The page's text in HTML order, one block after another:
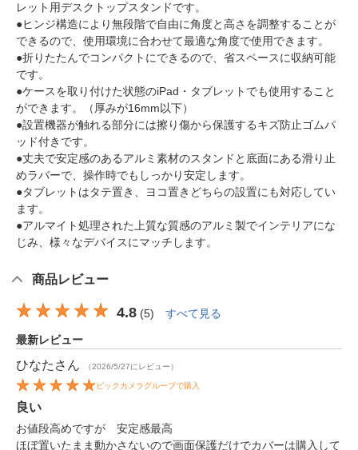
レット用デスクトップスタンドです。
●ヒンジ構造により無段階で自由に角度と高さを調整することが
できるので、使用環境に合わせて最適な角度で使用できます。
●折りたたんでコンパクトにできるので、省スペースに収納可能
です。
●ケースを取り付けた状態のiPad・タブレットでも使用すること
ができます。（厚みが16mm以下）
●設置機器が触れる部分には擦り傷から保護するキズ防止ゴムパ
ッド付きです。
●丈夫で安定感のあるアルミ素材のスタンドと底面にある滑り止
めラバーで、操作時でもしっかり安定します。
●タブレットはタテ置き、ヨコ置きどちらの設置にも対応してい
ます。
●アルマイト処理された上質な質感のアルミ製でインテリアにな
じみ、様々なデバイスにマッチします。
商品レビュー
4.8 (5) すべて見る
最新レビュー
ひなた さん （2026/5/27にレビュー）
ビックカメラグループで購入
良い
お値段高めですが 安定感最高
ほぼ置いたまま動かさないので画面保護だけでカバーは購入して